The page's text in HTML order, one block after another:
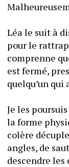
Léa le suit à
pour le
comprenne
est fermé,
quelqu’un qui
Je les
la forme
colère
angles, de
descendre